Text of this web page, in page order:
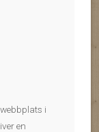
i
en